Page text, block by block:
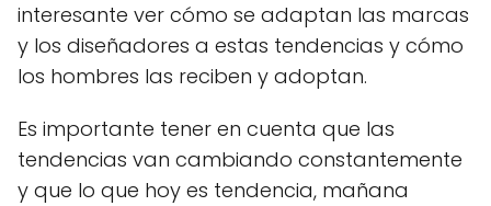
interesante ver cómo se adaptan las marcas
y los diseñadores a estas tendencias y cómo
los hombres las reciben y adoptan.
Es importante tener en cuenta que las
tendencias van cambiando constantemente
y que lo que hoy es tendencia, mañana